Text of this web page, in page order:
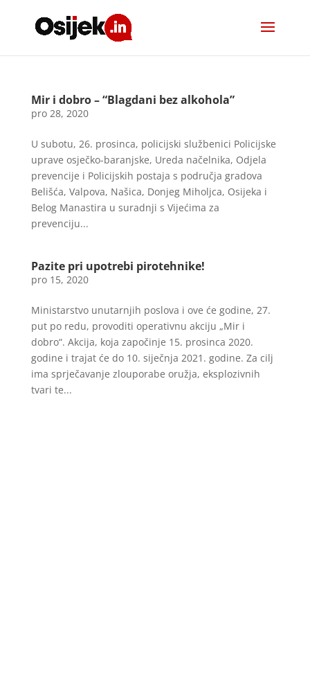
Mir i dobro – “Blagdani bez alkohola”
pro 28, 2020
U subotu, 26. prosinca, policijski službenici Policijske
uprave osječko-baranjske, Ureda načelnika, Odjela
prevencije i Policijskih postaja s područja gradova
Belišća, Valpova, Našica, Donjeg Miholjca, Osijeka i
Belog Manastira u suradnji s Vijećima za
prevenciju...
Pazite pri upotrebi pirotehnike!
pro 15, 2020
Ministarstvo unutarnjih poslova i ove će godine, 27.
put po redu, provoditi operativnu akciju „Mir i
dobro“. Akcija, koja započinje 15. prosinca 2020.
godine i trajat će do 10. siječnja 2021. godine. Za cilj
ima sprječavanje zlouporabe oružja, eksplozivnih
tvari te...